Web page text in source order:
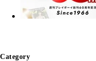
Category